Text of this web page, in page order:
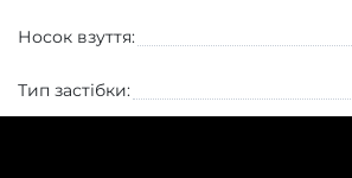
Носок взуття:
Тип застібки: